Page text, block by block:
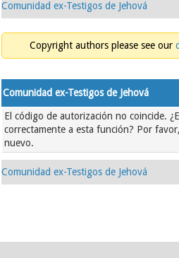
Comunidad ex-Testigos de Jehová
Copyright authors please see our
Comunidad ex-Testigos de Jehová
El código de autorización no coincide.
correctamente a esta función? Por
nuevo.
Comunidad ex-Testigos de Jehová